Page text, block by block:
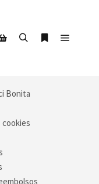
Bonita
cookies